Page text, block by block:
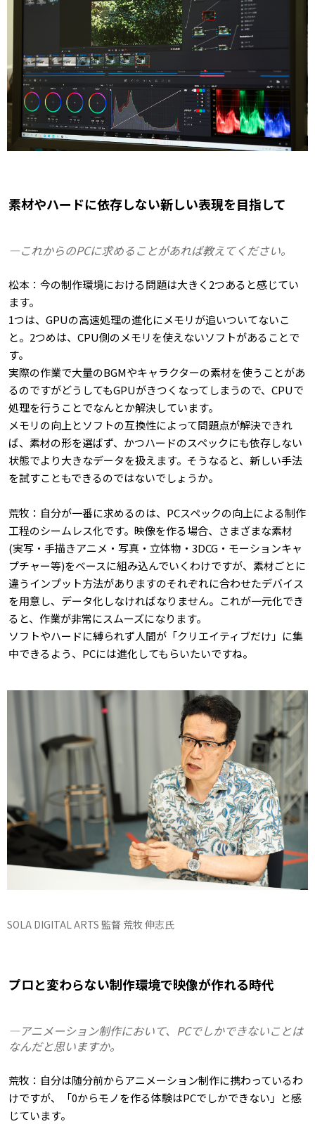
素材やハードに依存しない新しい表現を目指して
―これからのPCに求めることがあれば教えてください。
松本：今の制作環境における問題は大きく2つあると感じてい
ます。
1つは、GPUの高速処理の進化にメモリが追いついてないこ
と。2つめは、CPU側のメモリを使えないソフトがあることで
す。
実際の作業で大量のBGMやキャラクターの素材を使うことがあ
るのですがどうしてもGPUがきつくなってしまうので、CPUで
処理を行うことでなんとか解決しています。
メモリの向上とソフトの互換性によって問題点が解決できれ
ば、素材の形を選ばず、かつハードのスペックにも依存しない
状態でより大きなデータを扱えます。そうなると、新しい手法
を試すこともできるのではないでしょうか。
荒牧：自分が一番に求めるのは、PCスペックの向上による制作
工程のシームレス化です。映像を作る場合、さまざまな素材
(実写・手描きアニメ・写真・立体物・3DCG・モーションキャ
プチャー等)をベースに組み込んでいくわけですが、素材ごとに
違うインプット方法がありますのそれぞれに合わせたデバイス
を用意し、データ化しなければなりません。これが一元化でき
ると、作業が非常にスムーズになります。
ソフトやハードに縛られず人間が「クリエイティブだけ」に集
中できるよう、PCには進化してもらいたいですね。
SOLA DIGITAL ARTS 監督 荒牧 伸志氏
プロと変わらない制作環境で映像が作れる時代
―アニメーション制作において、PCでしかできないことは
なんだと思いますか。
荒牧：自分は随分前からアニメーション制作に携わっているわ
けですが、「0からモノを作る体験はPCでしかできない」と感
じています。